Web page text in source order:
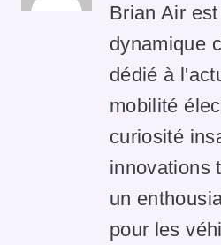
Brian Air
dynamique
dédié à
mobilité
curiosité
innovations
un
pour les